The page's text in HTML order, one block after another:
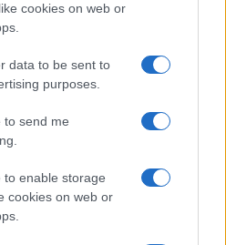
cookies on web or
data to be sent to
purposes.
to send me
to enable storage
cookies on web or
között!